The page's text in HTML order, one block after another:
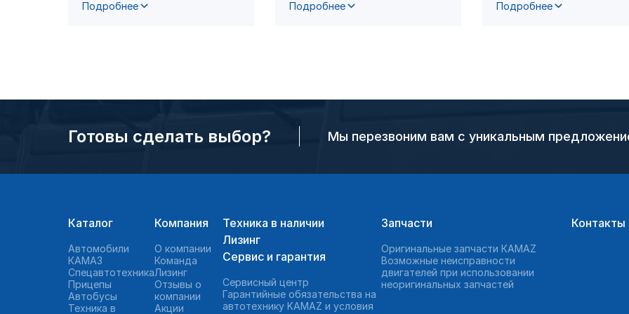
Подробнее Подробнее Подробнее
Готовы сделать выбор? Мы перезвоним вам с уникальным
Каталог
Автомобили
КАМАЗ
Спецавтотехника
Прицепы
Автобусы
Техника в
Компания
О компании
Команда
Лизинг
Отзывы о
компании
Акции
Техника в наличии
Лизинг
Сервис и гарантия
Сервисный центр
Гарантийные обязательства на
автотехнику KAMAZ и условия
Запчасти
Оригинальные запчасти КAMAZ
Возможные неисправности
двигателей при использовании
неоригинальных запчастей
Контакты